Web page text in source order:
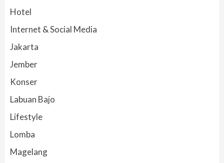
Hotel
Internet & Social Media
Jakarta
Jember
Konser
Labuan Bajo
Lifestyle
Lomba
Magelang